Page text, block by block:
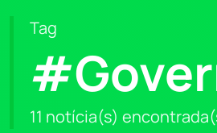
Tag
11 notícia(s)